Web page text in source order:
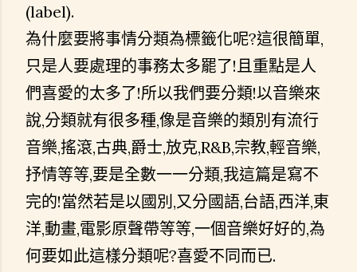
(label).
為什麼要將事情分類為標籤化呢?這很簡單,
只是人要處理的事務太多罷了!且重點是人
們喜愛的太多了!所以我們要分類!以音樂來
說,分類就有很多種,像是音樂的類別有流行
音樂,搖滾,古典,爵士,放克,R&B,宗教,輕音樂,
抒情等等,要是全數一一分類,我這篇是寫不
完的!當然若是以國別,又分國語,台語,西洋,東
洋,動畫,電影原聲帶等等,一個音樂好好的,為
何要如此這樣分類呢?喜愛不同而已.